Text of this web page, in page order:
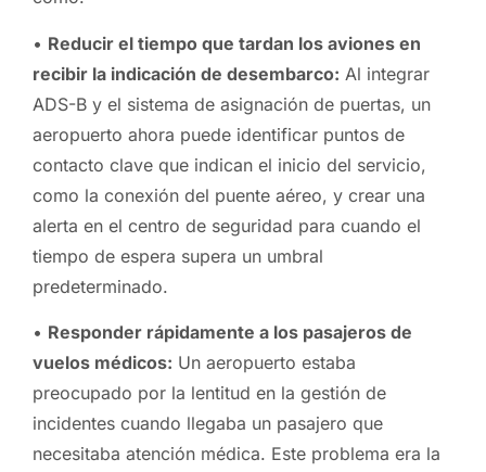
• Reducir el tiempo que tardan los aviones en
recibir la indicación de desembarco: Al integrar
ADS-B y el sistema de asignación de puertas, un
aeropuerto ahora puede identificar puntos de
contacto clave que indican el inicio del servicio,
como la conexión del puente aéreo, y crear una
alerta en el centro de seguridad para cuando el
tiempo de espera supera un umbral
predeterminado.
• Responder rápidamente a los pasajeros de
vuelos médicos: Un aeropuerto estaba
preocupado por la lentitud en la gestión de
incidentes cuando llegaba un pasajero que
necesitaba atención médica. Este problema era la